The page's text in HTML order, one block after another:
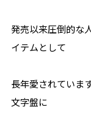
発売以来圧倒的な
イテムとして
長年愛されていま
文字盤に